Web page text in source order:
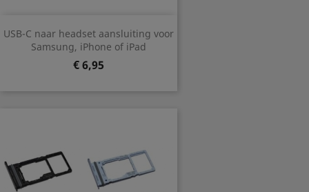
USB-C naar headset aansluiting voor
Samsung, iPhone of iPad
Prijs
€ 6,95